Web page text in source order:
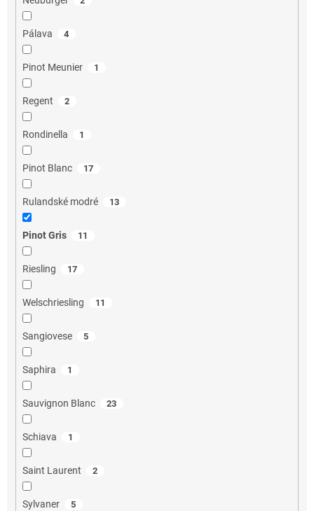
Pálava 4
Pinot Meunier 1
Regent 2
Rondinella 1
Pinot Blanc 17
Rulandské modré 13
Pinot Gris 11
Riesling 17
Welschriesling 11
Sangiovese 5
Saphira 1
Sauvignon Blanc 23
Schiava 1
Saint Laurent 2
Sylvaner 5